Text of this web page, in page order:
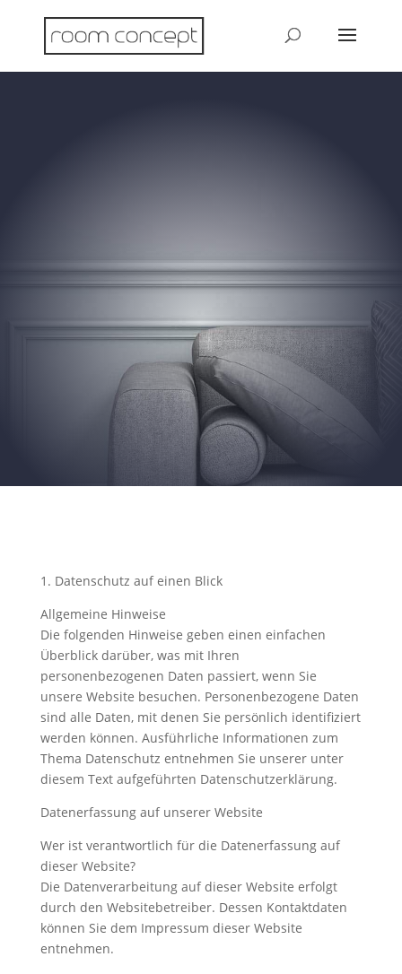
1. Datenschutz auf einen Blick
Allgemeine Hinweise
Die folgenden Hinweise geben einen einfachen
Überblick darüber, was mit Ihren
personenbezogenen Daten passiert, wenn Sie
unsere Website besuchen. Personenbezogene Daten
sind alle Daten, mit denen Sie persönlich identifiziert
werden können. Ausführliche Informationen zum
Thema Datenschutz entnehmen Sie unserer unter
diesem Text aufgeführten Datenschutzerklärung.
Datenerfassung auf unserer Website
Wer ist verantwortlich für die Datenerfassung auf
dieser Website?
Die Datenverarbeitung auf dieser Website erfolgt
durch den Websitebetreiber. Dessen Kontaktdaten
können Sie dem Impressum dieser Website
entnehmen.